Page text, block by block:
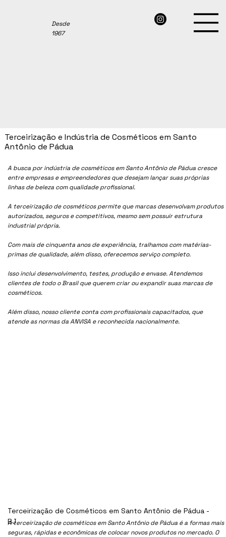
Desde
1967
A busca por indústria de cosméticos em Santo Antônio de Pádua cresce
entre empresas e empreendedores que desejam lançar suas próprias
linhas de beleza com qualidade profissional.
A terceirização de cosméticos permite que marcas desenvolvam produtos
autorizados, seguros e competitivos, mesmo sem possuir estrutura
industrial própria.
Com mais de cinquenta anos de experiência, tralhamos com matérias-
primas de qualidade, além disso, oferecemos serviço completo.
Isso inclui desenvolvimento, testes, produção e envase. Atendemos
clientes de todo o Brasil que querem criar ou expandir suas marcas de
cosméticos.
Além disso, nosso cliente conta com profissionais capacitados, que
atende as normas da ANVISA e reconhecida nacionalmente.
A terceirização de cosméticos em Santo Antônio de Pádua é a formas mais
seguras, rápidas e econômicas de colocar novos produtos no mercado. O
Terceirização e Indústria de Cosméticos em Santo
Antônio de Pádua
Terceirização de Cosméticos em Santo Antônio de Pádua -
RJ